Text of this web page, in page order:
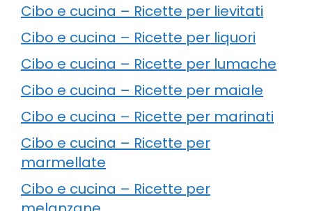
Cibo e cucina – Ricette per lievitati
Cibo e cucina – Ricette per liquori
Cibo e cucina – Ricette per lumache
Cibo e cucina – Ricette per maiale
Cibo e cucina – Ricette per marinati
Cibo e cucina – Ricette per
marmellate
Cibo e cucina – Ricette per